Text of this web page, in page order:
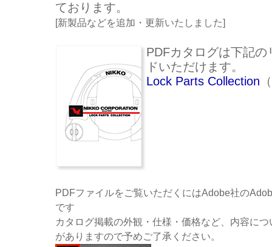
ております。
[新製品などを追加・更新いたしました]
PDFカタログは下記
ドいただけます。
Lock Parts Collection
PDFファイルをご覧いただくにはAdobe社の
です
カタログ掲載の外観・仕様・価格など、内容に
がありますので予めご了承ください。